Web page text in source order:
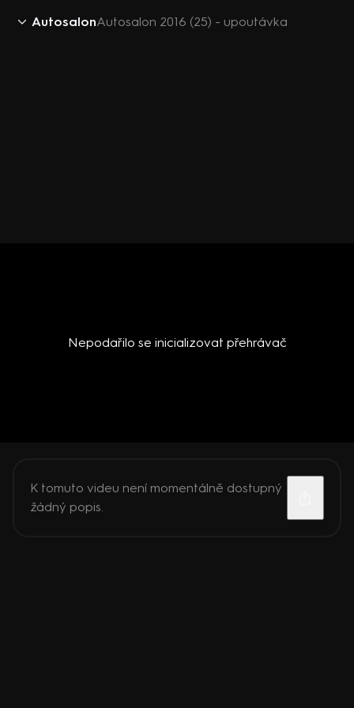
AutosalonAutosalon 2016 (25) - upoutávka
Nepodařilo se inicializovat přehrávač
K tomuto videu není momentálně dostupný
žádný popis.